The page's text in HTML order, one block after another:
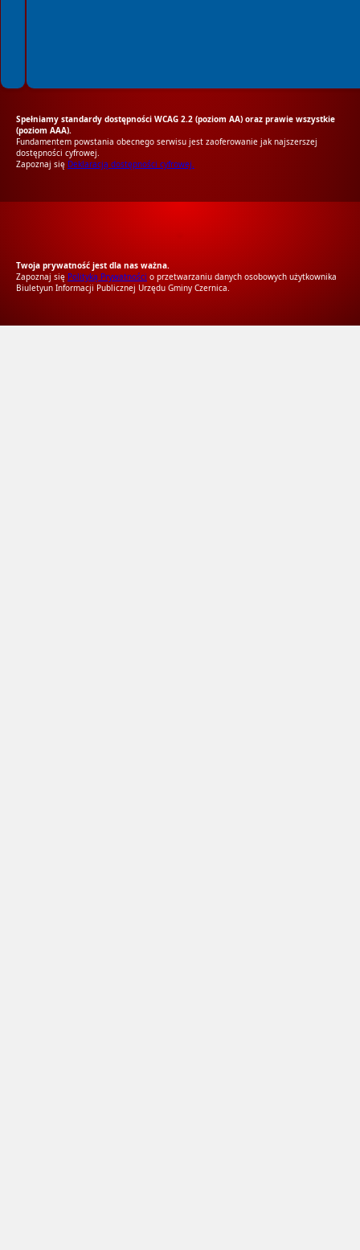
Spełniamy standardy dostępności WCAG 2.2 (poziom AA) oraz prawie wszystkie
(poziom AAA).
Fundamentem powstania obecnego serwisu jest zaoferowanie jak najszerszej
dostępności cyfrowej.
Zapoznaj się Deklaracją dostępności cyfrowej.
Twoja prywatność jest dla nas ważna.
Zapoznaj się Polityką Prywatności o przetwarzaniu danych osobowych użytkownika
Biuletyun Informacji Publicznej Urzędu Gminy Czernica.